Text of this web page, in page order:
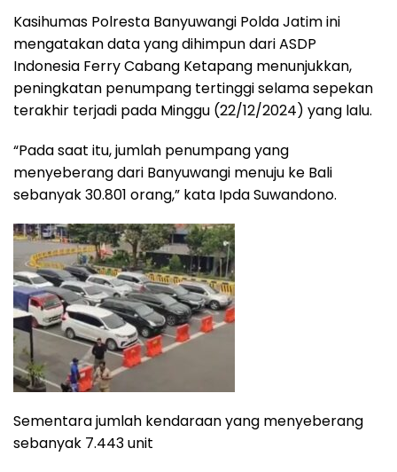
Kasihumas Polresta Banyuwangi Polda Jatim ini
mengatakan data yang dihimpun dari ASDP
Indonesia Ferry Cabang Ketapang menunjukkan,
peningkatan penumpang tertinggi selama sepekan
terakhir terjadi pada Minggu (22/12/2024) yang lalu.
“Pada saat itu, jumlah penumpang yang
menyeberang dari Banyuwangi menuju ke Bali
sebanyak 30.801 orang,” kata Ipda Suwandono.
Sementara jumlah kendaraan yang menyeberang
sebanyak 7.443 unit